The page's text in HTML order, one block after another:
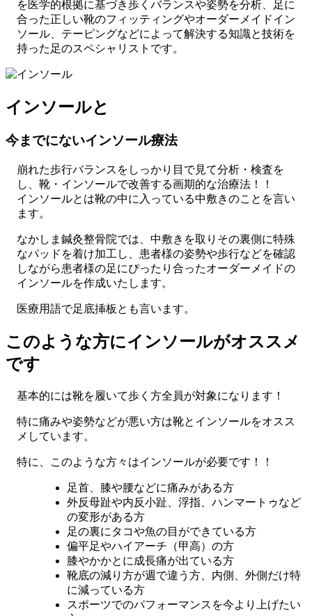
を医学的根拠に基づき歩くバランスや姿勢を分析、足に
合った正しい靴のフィッティングやオーダーメイドイン
ソール、テーピングなどによって解決する知識と技術を
持った足のスペシャリストです。
インソールと
今までにないインソール療法
崩れた歩行バランスをしっかり目で見て分析・検査を
し、靴・インソールで改善する画期的な治療法！！
インソールとは靴の中に入っている中敷きのことを言い
ます。
なかしま鍼灸整骨院では、中敷きを取りその裏側に特殊
なパッドを着け加工し、患者様の姿勢や歩行などを確認
しながら患者様の足にぴったり合ったオーダーメイドの
インソールを作成いたします。
医療用語で足底挿板とも言います。
このような方にインソールがオススメ
です
基本的には靴を履いて歩く方全員が対象になります！
特に痛みや姿勢などが悪い方は靴とインソールをオスス
メしています。
特に、このような方々はインソールが必要です！！
足首、膝や腰などに痛みがある方
外反母趾や内反小趾、浮指、ハンマートゥなど
の変形がある方
足の裏にタコや魚の目ができている方
偏平足やハイアーチ（甲高）の方
膝やかかとに成長痛が出ている方
靴底の減り方が週で違う方、内側、外側だけ特
に減っている方
スポーツでのパフォーマンスを今より上げたい